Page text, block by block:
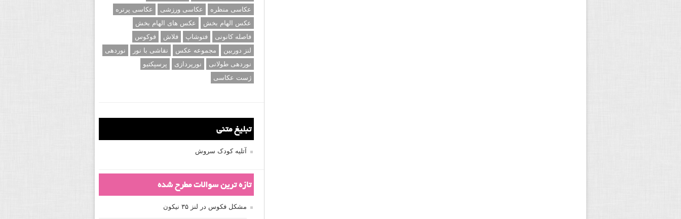
عکاسی منظره
عکاسی ورزشی
عکاسی پرتره
عکس الهام بخش
عکس های الهام بخش
فاصله کانونی
فتوشاپ فلاش
فوکوس
لنز دوربین
مجموعه عکس نقاشی با نور
نوردهی
نوردهی طولانی
نورپردازی
پرسپکتیو
ژست عکاسی
تبلیغ متنی
آتلیه کودک سروش
تازه ترین سوالات مطرح شده
مشکل فکوس در لنز ۳۵ نیکون